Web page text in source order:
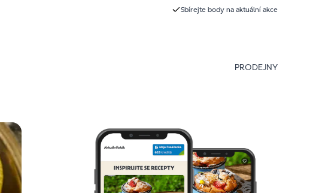
Sbírejte body na aktuální akce
PRODEJNY